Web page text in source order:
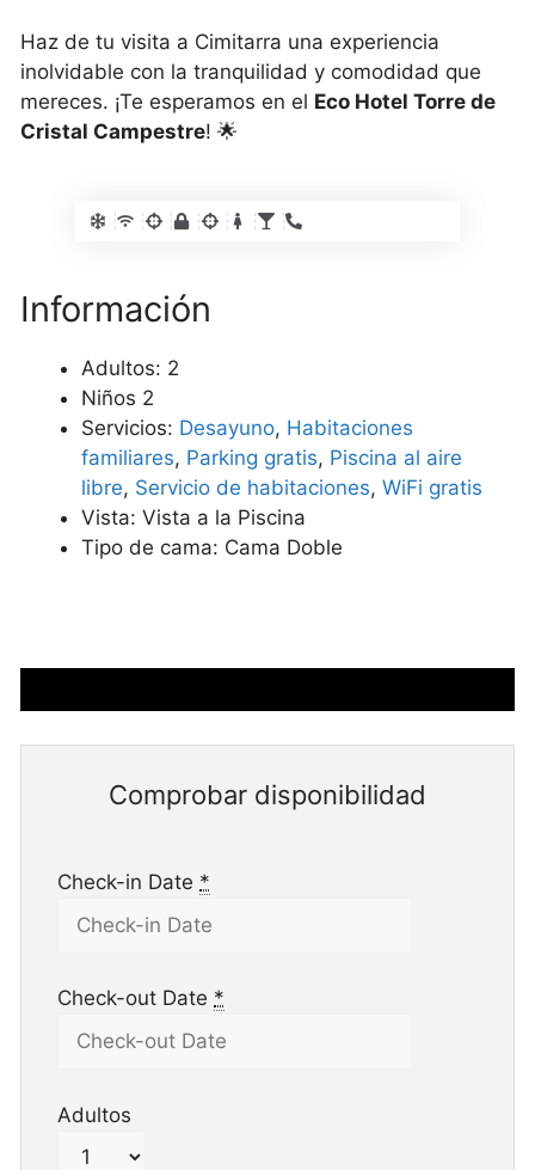
Haz de tu visita a Cimitarra una experiencia
inolvidable con la tranquilidad y comodidad que
mereces. ¡Te esperamos en el Eco Hotel Torre de
Cristal Campestre! 🌟
Información
Adultos: 2
Niños 2
Servicios: Desayuno, Habitaciones
familiares, Parking gratis, Piscina al aire
libre, Servicio de habitaciones, WiFi gratis
Vista: Vista a la Piscina
Tipo de cama: Cama Doble
Comprobar disponibilidad
Check-in Date *
Check-out Date *
Adultos